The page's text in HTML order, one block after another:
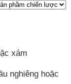
xám
nghiêng hoặc